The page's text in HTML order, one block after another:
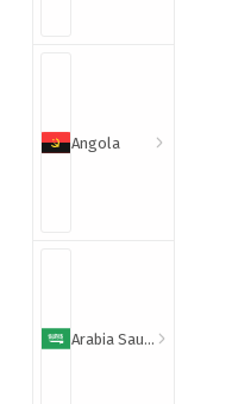
Angola
Arabia Saudyjska